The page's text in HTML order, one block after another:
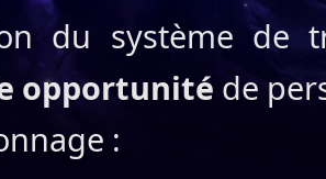
du système de
opportunité de
: